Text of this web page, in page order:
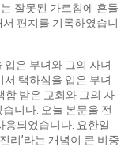
잘못된 가르침에 흔들
편지를 기록하였습니
입은 부녀와 그의 자녀
서 택하심을 입은 부녀
함 받은 교회와 그의 자
니다. 오늘 본문을 전
용되었습니다. 요한일
리’라는 개념이 큰 비중